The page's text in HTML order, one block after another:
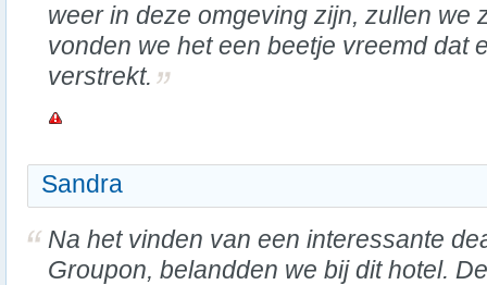
weer in deze omgeving zijn, zullen we
vonden we het een beetje vreemd dat
verstrekt.
Sandra
Na het vinden van een interessante
Groupon, belandden we bij dit hotel. De